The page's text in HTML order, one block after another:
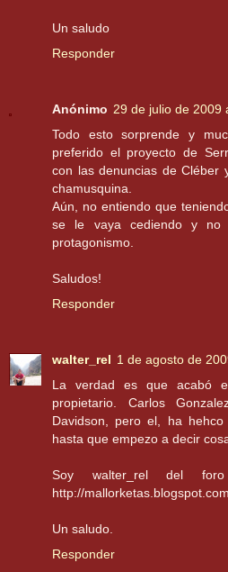
Un saludo
Responder
Anónimo 29 de julio de 2009
Todo esto sorprende y
preferido el proyecto de
con las denuncias de Cléber
chamusquina.
Aún, no entiendo que
se le vaya cediendo y
protagonismo.
Saludos!
Responder
walter_rel 1 de agosto de
La verdad es que acabó
propietario. Carlos
Davidson, pero el, ha
hasta que empezo a decir
Soy walter_rel del
http://
Un saludo.
Responder